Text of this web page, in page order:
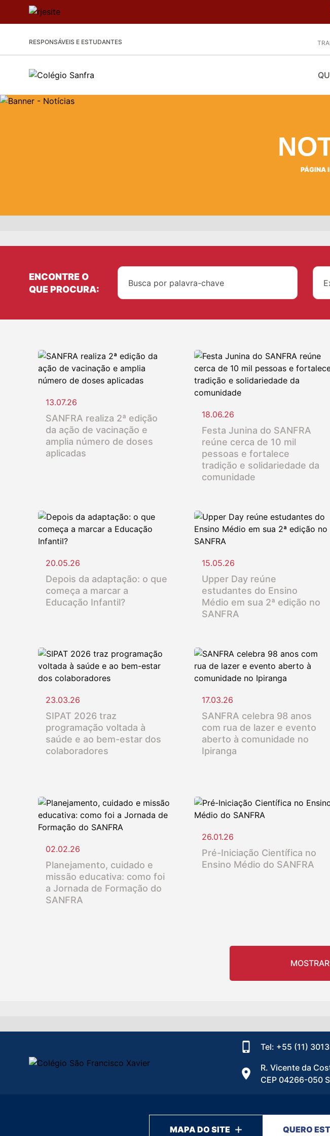
RESPONSÁVEIS E ESTUDANTES
PÁGINA
ENCONTRE O
QUE PROCURA:
13.07.26
SANFRA realiza 2ª edição
da ação de vacinação e
amplia número de doses
aplicadas
18.06.26
Festa Junina do SANFRA
reúne cerca de 10 mil
pessoas e fortalece
tradição e solidariedade da
comunidade
20.05.26
Depois da adaptação: o que
começa a marcar a
Educação Infantil?
15.05.26
Upper Day reúne
estudantes do Ensino
Médio em sua 2ª edição no
SANFRA
23.03.26
SIPAT 2026 traz
programação voltada à
saúde e ao bem-estar dos
colaboradores
17.03.26
SANFRA celebra 98 anos
com rua de lazer e evento
aberto à comunidade no
Ipiranga
02.02.26
Planejamento, cuidado e
missão educativa: como foi
a Jornada de Formação do
SANFRA
26.01.26
Pré-Iniciação Científica no
Ensino Médio do SANFRA
Tel: +55 (11)
R. Vicente da
CEP 04266-050
MAPA DO SITE QUERO